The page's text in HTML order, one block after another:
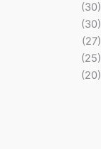
(30)
(30)
(27)
(25)
(20)